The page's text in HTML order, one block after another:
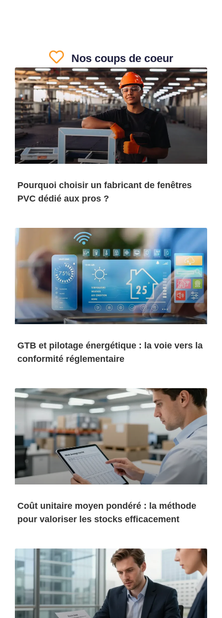
Nos coups de coeur
Pourquoi choisir un fabricant de fenêtres
PVC dédié aux pros ?
GTB et pilotage énergétique : la voie vers la
conformité réglementaire
Coût unitaire moyen pondéré : la méthode
pour valoriser les stocks efficacement